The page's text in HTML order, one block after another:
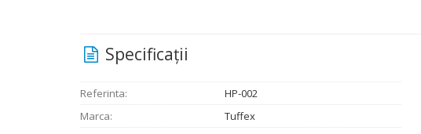
Specificaţii
Referinta:
HP-002
Marca:
Tuffex